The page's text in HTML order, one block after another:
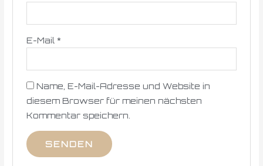
E-Mail *
Name, E-Mail-Adresse und Website in
diesem Browser für meinen nächsten
Kommentar speichern.